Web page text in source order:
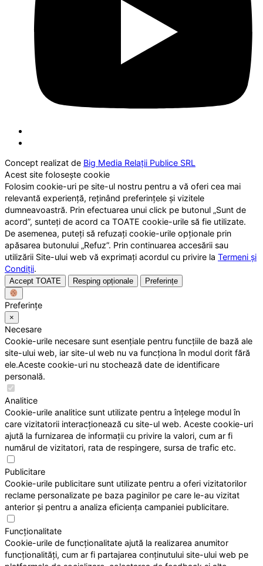
Concept realizat de Big Media Relații Publice SRL
Acest site folosește cookie
Folosim cookie-uri pe site-ul nostru pentru a vă oferi cea mai
relevantă experiență, reținând preferințele și vizitele
dumneavoastră. Prin efectuarea unui click pe butonul „Sunt de
acord”, sunteți de acord ca TOATE cookie-urile să fie utilizate.
De asemenea, puteți să refuzați cookie-urile opționale prin
apăsarea butonului „Refuz”. Prin continuarea accesării sau
utilizării Site-ului web vă exprimați acordul cu privire la Termeni și
Condiții.
Accept TOATE Resping opționale Preferințe
Preferințe
×
Necesare
Cookie-urile necesare sunt esențiale pentru funcțiile de bază ale
site-ului web, iar site-ul web nu va funcționa în modul dorit fără
ele.Aceste cookie-uri nu stochează date de identificare
personală.
Analitice
Cookie-urile analitice sunt utilizate pentru a înțelege modul în
care vizitatorii interacționează cu site-ul web. Aceste cookie-uri
ajută la furnizarea de informații cu privire la valori, cum ar fi
numărul de vizitatori, rata de respingere, sursa de trafic etc.
Publicitare
Cookie-urile publicitare sunt utilizate pentru a oferi vizitatorilor
reclame personalizate pe baza paginilor pe care le-au vizitat
anterior și pentru a analiza eficiența campaniei publicitare.
Funcționalitate
Cookie-urile de funcționalitate ajută la realizarea anumitor
funcționalități, cum ar fi partajarea conținutului site-ului web pe